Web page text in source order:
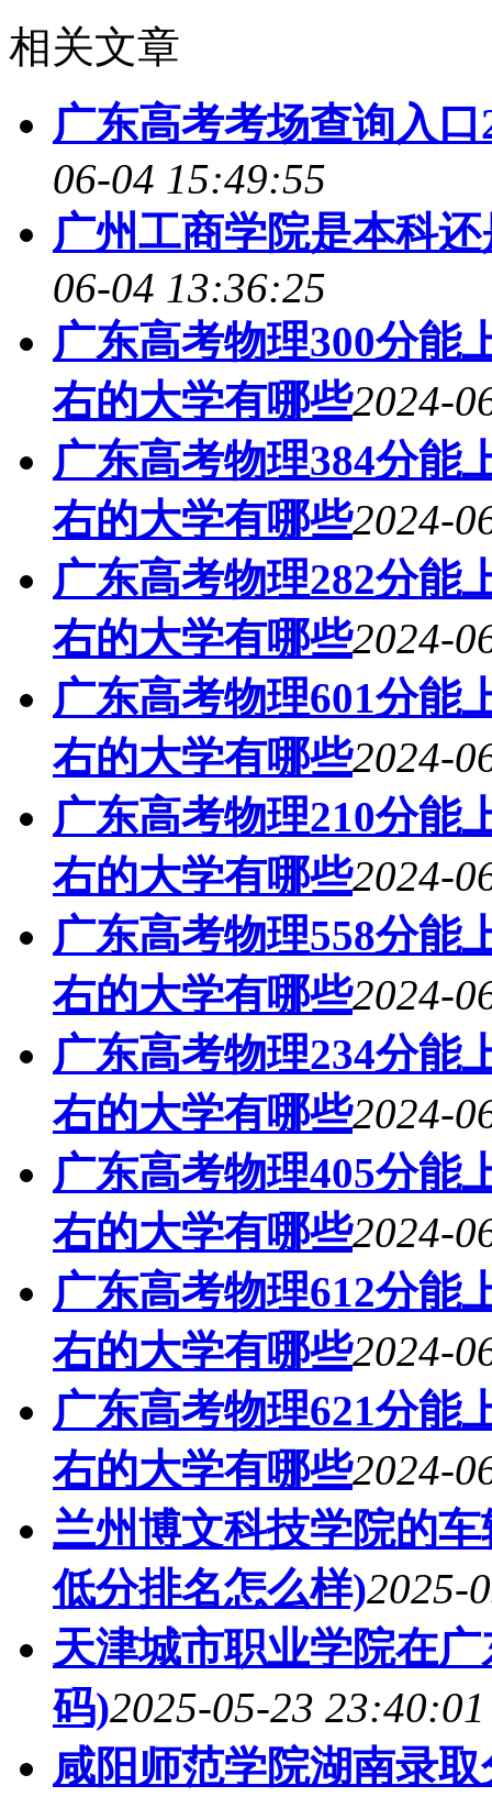
相关文章
广东高考考场查询入
06-04 15:49:55
广州工商学院是本科
06-04 13:36:25
广东高考物理300分能
右的大学有哪些2024-
广东高考物理384分能
右的大学有哪些2024-
广东高考物理282分能
右的大学有哪些2024-
广东高考物理601分能
右的大学有哪些2024-
广东高考物理210分能
右的大学有哪些2024-
广东高考物理558分能
右的大学有哪些2024-
广东高考物理234分能
右的大学有哪些2024-
广东高考物理405分能
右的大学有哪些2024-
广东高考物理612分能
右的大学有哪些2024-
广东高考物理621分能
右的大学有哪些2024-
兰州博文科技学院的
低分排名怎么样)2025-
天津城市职业学院在
码)2025-05-23 23:40:01
咸阳师范学院湖南录